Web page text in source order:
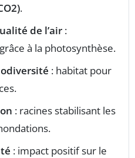
.
de l’air :
à la photosynthèse.
: habitat pour
: racines stabilisant les
: impact positif sur le